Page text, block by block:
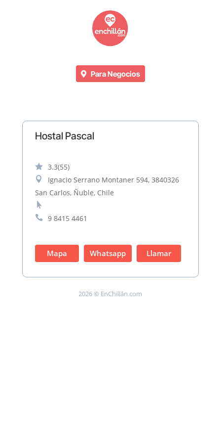
Para Negocios
Hostal Pascal
 3.3(55)

Ignacio Serrano Montaner 594, 3840326
San Carlos, Ñuble, Chile


9 8415 4461
Mapa Whatsapp Llamar
2026 © EnChillán.com